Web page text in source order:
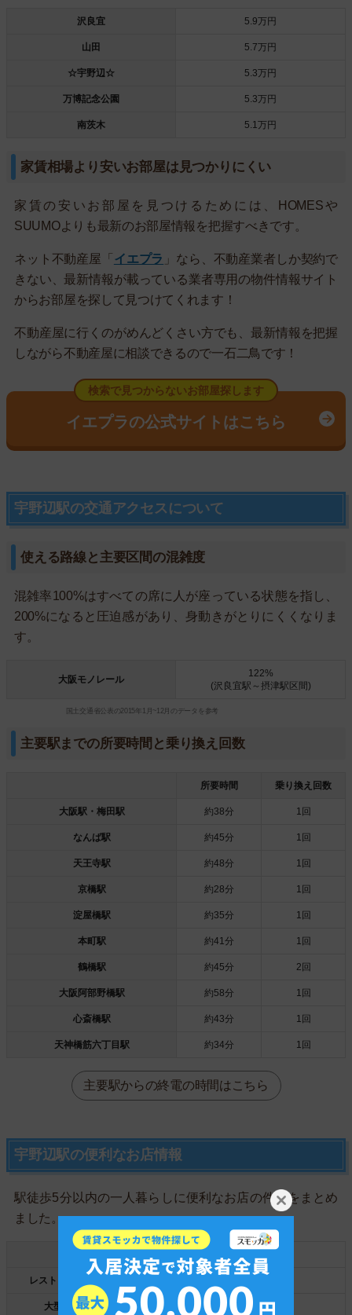
沢良宜 5.9万円
山田 5.7万円
☆宇野辺☆ 5.3万円
万博記念公園 5.3万円
南茨木 5.1万円
家賃相場より安いお部屋は見つかりにくい
家賃の安いお部屋を見つけるためには、HOMESや
SUUMOよりも最新のお部屋情報を把握すべきです。
ネット不動産屋「 イエプラ 」なら、不動産業者しか契約で
きない、最新情報が載っている業者専用の物件情報サイト
からお部屋を探して見つけてくれます！
不動産屋に行くのがめんどくさい方でも、最新情報を把握
しながら不動産屋に相談できるので一石二鳥です！
検索で見つからないお部屋探します
イエプラの公式サイトはこちら
宇野辺駅の交通アクセスについて
使える路線と主要区間の混雑度
混雑率100%はすべての席に人が座っている状態を指し、
200%になると圧迫感があり、身動きがとりにくくなりま
す。
大阪モノレール
122%
(沢良宜駅～摂津駅区間)
国土交通省公表の2015年1月~12月のデータを参考
主要駅までの所要時間と乗り換え回数
所要時間 乗り換え回数
大阪駅・梅田駅 約38分 1回
なんば駅 約45分 1回
天王寺駅 約48分 1回
京橋駅 約28分 1回
淀屋橋駅 約35分 1回
本町駅 約41分 1回
鶴橋駅 約45分 2回
大阪阿部野橋駅 約58分 1回
心斎橋駅 約43分 1回
天神橋筋六丁目駅 約34分 1回
主要駅からの終電の時間はこちら
宇野辺駅の便利なお店情報
駅徒歩5分以内の一人暮らしに便利なお店の件数をまとめ
ました。
レストラン/ファストフード店
大型ショッピング施設 1件